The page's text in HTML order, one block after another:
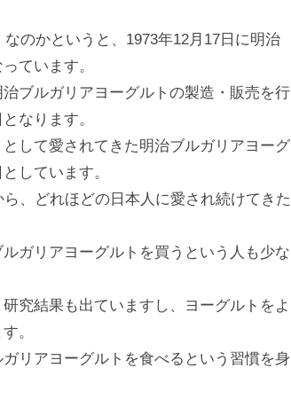
のかというと、1973年12月17日に明治
ています。
ブルガリアヨーグルトの製造・販売を行
なります。
して愛されてきた明治ブルガリアヨーグ
しています。
、どれほどの日本人に愛され続けてきた
ガリアヨーグルトを買うという人も少な
究結果も出ていますし、ヨーグルトをよ
。
リアヨーグルトを食べるという習慣を身